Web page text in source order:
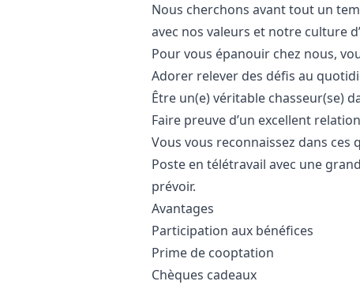
Nous cherchons avant tout un
avec nos valeurs et notre culture
Pour vous épanouir chez nous,
Adorer relever des défis au
Être un(e) véritable chasseur(se)
Faire preuve d’un excellent
Vous vous reconnaissez dans ces
Poste en télétravail avec une
prévoir.
Avantages
Participation aux bénéfices
Prime de cooptation
Chèques cadeaux